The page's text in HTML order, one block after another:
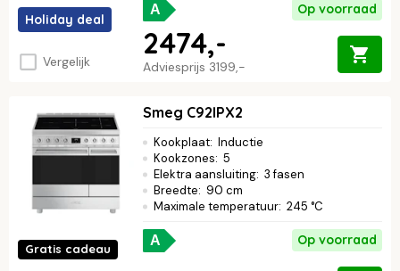
Holiday deal
Vergelijk
A Op voorraad
Adviesprijs 3199,-
2474,-
Gratis cadeau
Smeg C92IPX2
Kookplaat: Inductie
Kookzones: 5
Elektra aansluiting: 3 fasen
Breedte: 90 cm
Maximale temperatuur: 245 °C
A Op voorraad